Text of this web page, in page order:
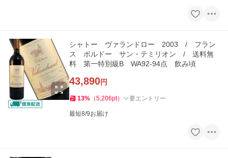
シャトー ヴァランドロー 2003 / フラン
ス ボルドー サン・テミリオン / 送料無
料 第一特別級B WA92-94点 飲み頃
43,890円
13% （5,206pt） 要エントリー
最短8/9お届け